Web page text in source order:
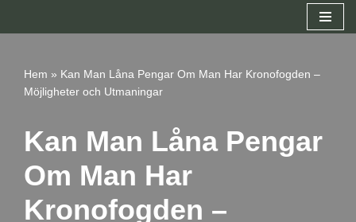
innehåll
Hem » Kan Man Låna Pengar Om Man Har Kronofogden –
Möjligheter och Utmaningar
Kan Man Låna Pengar
Om Man Har
Kronofogden –